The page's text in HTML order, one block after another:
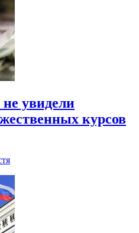
увидели
курсов